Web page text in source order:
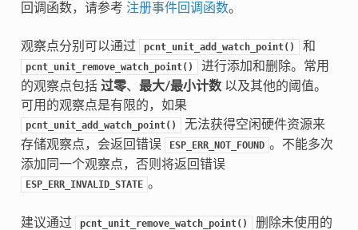
回调函数，请参考 注册事件回调函数。
观察点分别可以通过 pcnt_unit_add_watch_point() 和
pcnt_unit_remove_watch_point()
进行添加和删除。常用
的观察点包括 过零、 最大/最小计数以及其他的阈值。
可用的观察点是有限的，如果
pcnt_unit_add_watch_point()
无法获得空闲硬件资源来
存储观察点，会返回错误
ESP_ERR_NOT_FOUND 。不能多次
添加同一个观察点，否则将返回错误
ESP_ERR_INVALID_STATE 。
建议通过 pcnt_unit_remove_watch_point()
删除未使用的